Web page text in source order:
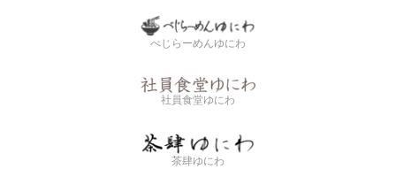
べじらーめんゆにわ
社員食堂ゆにわ
茶肆ゆにわ